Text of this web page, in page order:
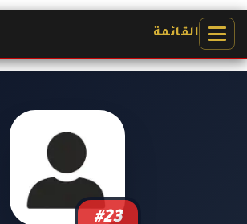
القائمة
#23